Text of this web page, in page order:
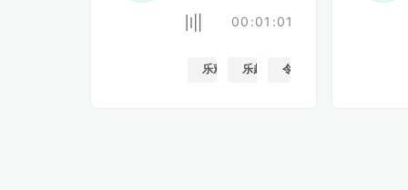
00:01:01
乐观的 乐趣 令人振奋